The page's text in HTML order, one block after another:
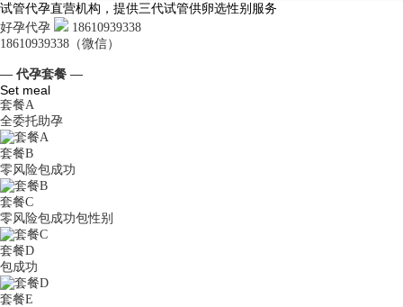
试管代孕直营机构，提供三代试管供卵选性别服务
好孕代孕
18610939338
18610939338（微信）
— 代孕套餐 —
Set meal
套餐A
全委托助孕
套餐B
零风险包成功
套餐C
零风险包成功包性别
套餐D
包成功
套餐E